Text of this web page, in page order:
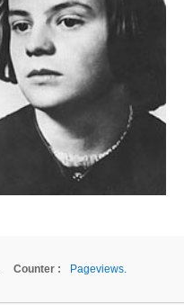
Counter :
Pageviews.